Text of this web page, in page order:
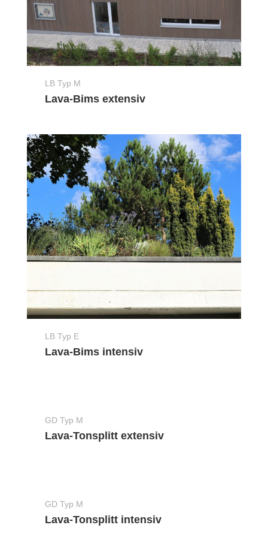
LB Typ M
Lava-Bims extensiv
LB Typ E
Lava-Bims intensiv
GD Typ M
Lava-Tonsplitt extensiv
GD Typ M
Lava-Tonsplitt intensiv